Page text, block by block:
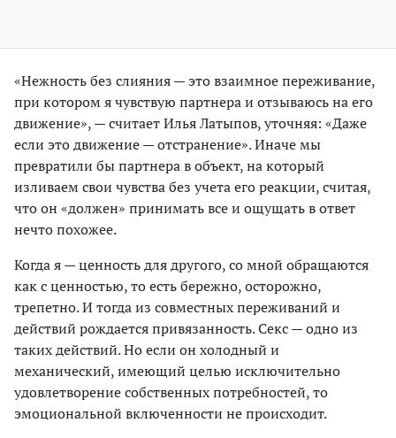
«Нежность без слияния — это взаимное переживание,
при котором я чувствую партнера и отзываюсь на его
движение», — считает Илья Латыпов, уточняя: «Даже
если это движение — отстранение». Иначе мы
превратили бы парт­нера в объект, на который
изливаем свои чувства без учета его реакции, считая,
что он «должен» принимать все и ощущать в ответ
нечто похожее.
Когда я — ценность для другого, со мной обращаются
как с ценностью, то есть бережно, осторожно,
трепетно. И тогда из совместных переживаний и
действий рождается привязанность. Секс — одно из
таких действий. Но если он холодный и
механический, имеющий целью исключительно
удовлетворение собственных потребностей, то
эмоциональной включенности не происходит.